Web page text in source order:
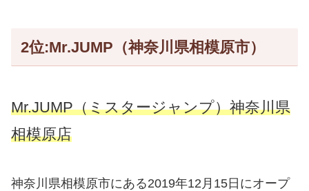
2位:Mr.JUMP（神奈川県相模原市）
Mr.JUMP（ミスタージャンプ）神奈川県
相模原店
神奈川県相模原市にある2019年12月15日にオープ